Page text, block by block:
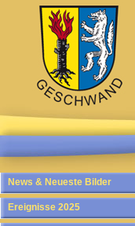
News & Neueste Bilder
Ereignisse 2025